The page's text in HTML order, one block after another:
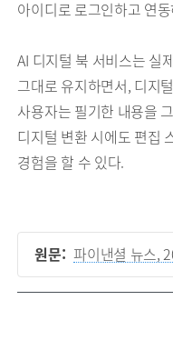
아이디로 로그인하고 연
AI 디지털 북 서비스는 실
그대로 유지하면서, 디지
사용자는 필기한 내용을
디지털 변환 시에도 편집
경험을 할 수 있다.
원문: 파이낸셜 뉴스,